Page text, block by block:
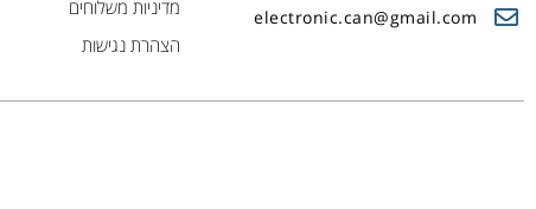
electronic.can@gmail.com
מדיניות משלוחים
הצהרת נגישות